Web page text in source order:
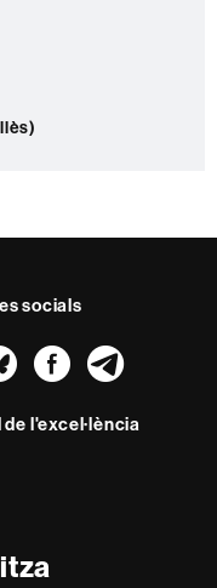
socials
Bluesky
l'excel·lència
de